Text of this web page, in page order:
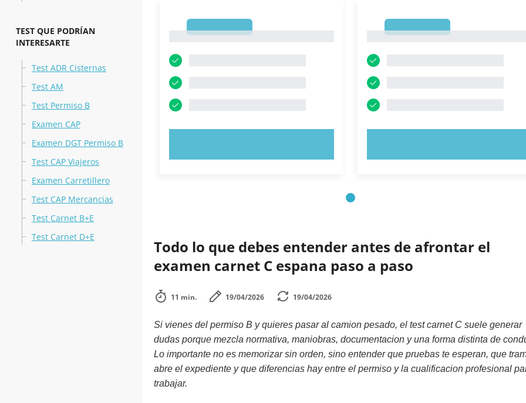
TEST QUE PODRÍAN
INTERESARTE
Test ADR Cisternas
Test AM
Test Permiso B
Examen CAP
Examen DGT Permiso B
Test CAP Viajeros
Examen Carretillero
Test CAP Mercancias
Test Carnet B+E
Test Carnet D+E
Todo lo que debes entender antes de afrontar el
examen carnet C espana paso a paso
11 min. 19/04/2026 19/04/2026
Si vienes del permiso B y quieres pasar al camion pesado, el test carnet C suele generar
dudas porque mezcla normativa, maniobras, documentacion y una forma distinta de
Lo importante no es memorizar sin orden, sino entender que pruebas te esperan, que
abre el expediente y que diferencias hay entre el permiso y la cualificacion profesional
trabajar.